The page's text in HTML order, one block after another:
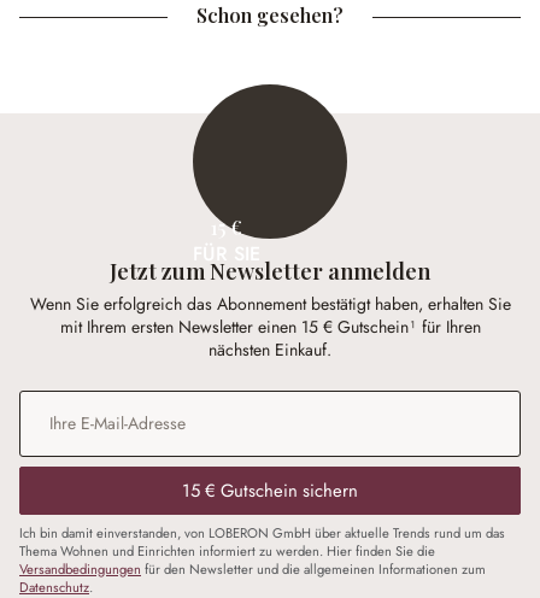
Schon gesehen?
15 €
Jetzt zum Newsletter anmelden
Wenn Sie erfolgreich das Abonnement bestätigt haben, erhalten Sie
mit Ihrem ersten Newsletter einen 15 € Gutschein¹ für Ihren
nächsten Einkauf.
E-Mail-Adresse*
15 € Gutschein sichern
Ich bin damit einverstanden, von LOBERON GmbH über aktuelle Trends rund um das
Thema Wohnen und Einrichten informiert zu werden. Hier finden Sie die
Versandbedingungen für den Newsletter und die allgemeinen Informationen zum
Datenschutz.